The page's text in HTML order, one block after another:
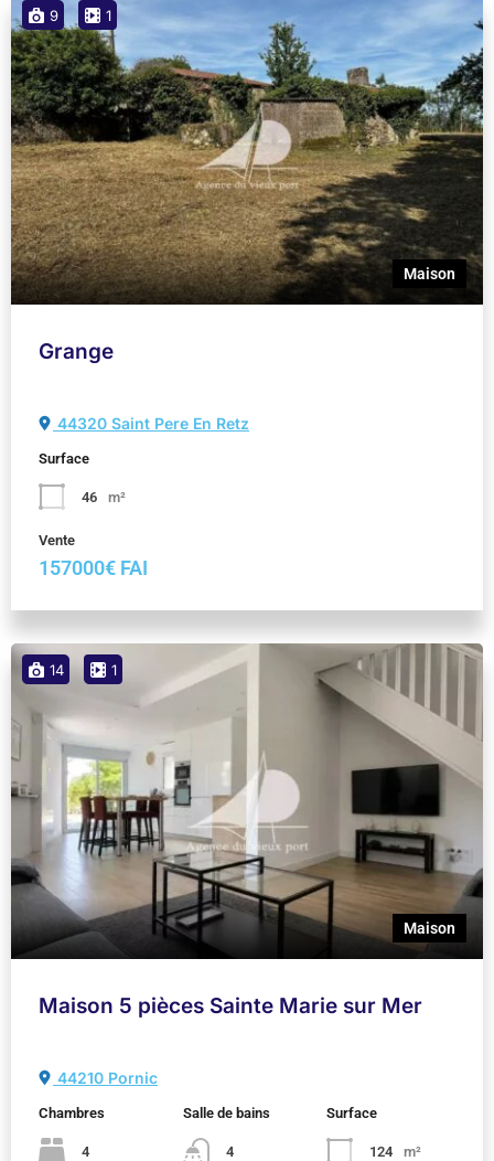
9 1
Maison
Grange
44320 Saint Pere En Retz
Surface
46 m²
Vente
157000€ FAI
14 1
Maison
Maison 5 pièces Sainte Marie sur Mer
44210 Pornic
Chambres
4
Salle de bains
4
Surface
124 m²